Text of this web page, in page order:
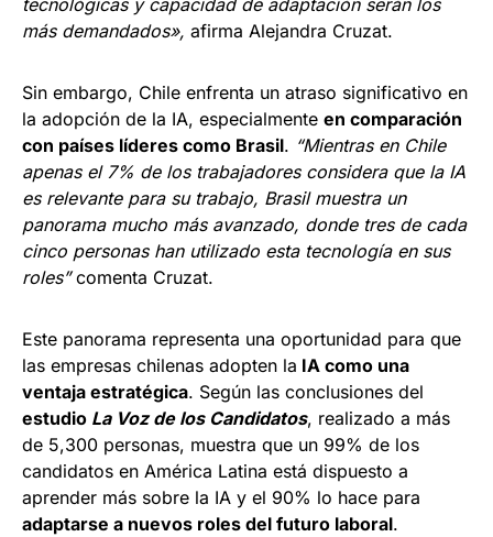
tecnológicas y capacidad de adaptación serán los
más demandados», afirma Alejandra Cruzat.
Sin embargo, Chile enfrenta un atraso significativo en
la adopción de la IA, especialmente en comparación
con países líderes como Brasil. “Mientras en Chile
apenas el 7% de los trabajadores considera que la IA
es relevante para su trabajo, Brasil muestra un
panorama mucho más avanzado, donde tres de cada
cinco personas han utilizado esta tecnología en sus
roles”comenta Cruzat.
Este panorama representa una oportunidad para que
las empresas chilenas adopten la IA como una
ventaja estratégica. Según las conclusiones del
estudio La Voz de los Candidatos, realizado a más
de 5,300 personas, muestra que un 99% de los
candidatos en América Latina está dispuesto a
aprender más sobre la IA y el 90% lo hace para
adaptarse a nuevos roles del futuro laboral.